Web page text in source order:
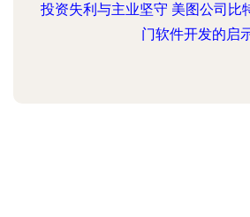
投资失利与主业坚守 美图公司比
门软件开发的启